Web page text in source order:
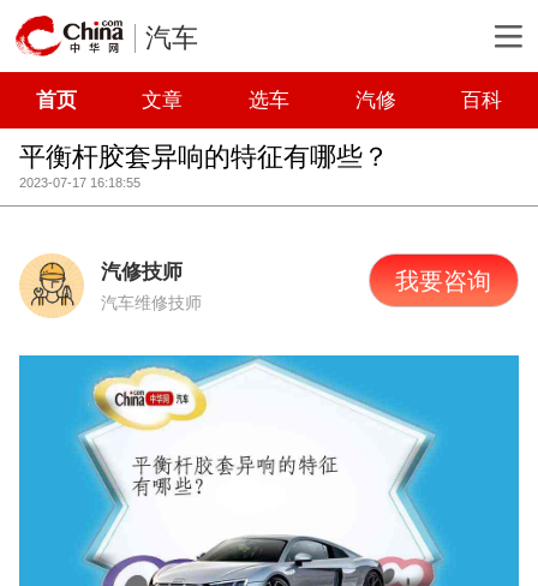
汽车
首页 文章 选车 汽修 百科
平衡杆胶套异响的特征有哪些？
2023-07-17 16:18:55
汽修技师
汽车维修技师
我要咨询